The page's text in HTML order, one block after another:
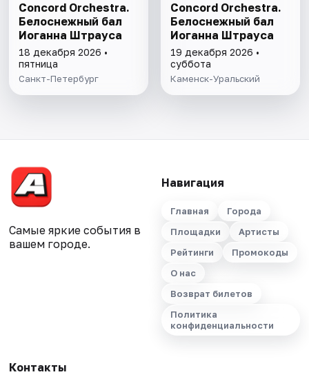
Concord Orchestra.
Белоснежный бал
Иоганна Штрауса
18 декабря 2026 •
пятница
Санкт-Петербург
Concord Orchestra.
Белоснежный бал
Иоганна Штрауса
19 декабря 2026 •
суббота
Каменск-Уральский
Самые яркие события в
вашем городе.
Навигация
Главная
Города
Площадки
Артисты
Рейтинги
Промокоды
О нас
Возврат билетов
Политика
конфиденциальности
Контакты